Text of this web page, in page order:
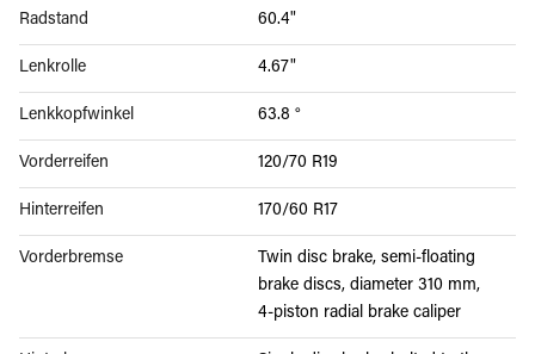
Radstand 60.4"
Lenkrolle 4.67"
Lenkkopfwinkel 63.8 °
Vorderreifen 120/70 R19
Hinterreifen 170/60 R17
Vorderbremse
Twin disc brake, semi-floating
brake discs, diameter 310 mm,
4-piston radial brake caliper